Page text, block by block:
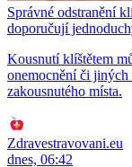
Správné odstranění
doporučují
Kousnutí klíštětem
onemocnění či jiných
zakousnutého místa.
Zdravestravovani.eu
dnes, 06:42